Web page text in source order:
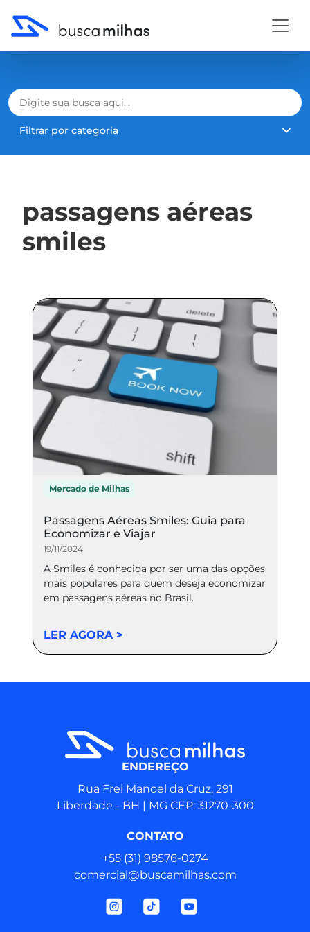
Filtrar por categoria
passagens aéreas
smiles
Mercado de Milhas
Passagens Aéreas Smiles: Guia para
Economizar e Viajar
19/11/2024
A Smiles é conhecida por ser uma das opções
mais populares para quem deseja economizar
em passagens aéreas no Brasil.
LER AGORA >
ENDEREÇO
Rua Frei Manoel da Cruz, 291
Liberdade - BH | MG CEP: 31270-300
CONTATO
+55 (31) 98576‑0274
comercial@buscamilhas.com